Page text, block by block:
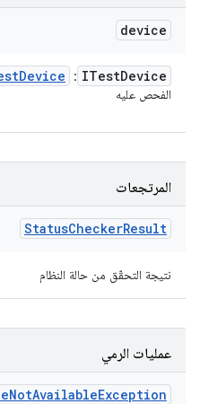
device
ITestDevice
:
Device
الفحص عليه
المرتجعات
StatusCheckerResult
نتيجة التحقّق من حالة النظام
عمليات الرمي
NotAvailableException